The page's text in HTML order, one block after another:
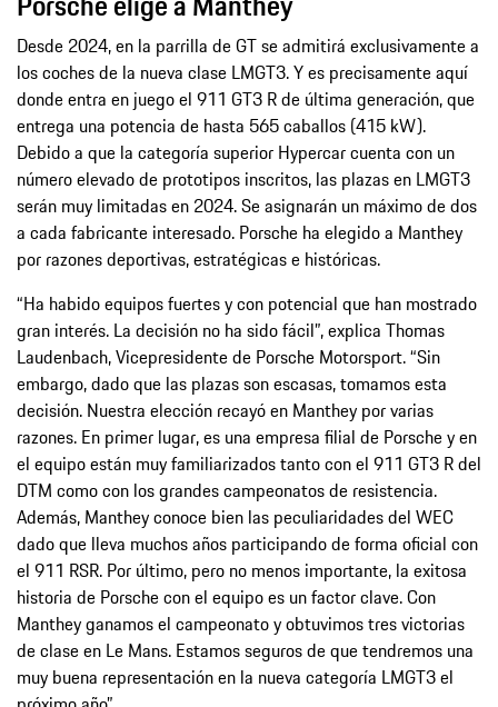
Desde 2024, en la parrilla de GT se admitirá exclusivamente a
los coches de la nueva clase LMGT3. Y es precisamente aquí
donde entra en juego el 911 GT3 R de última generación, que
entrega una potencia de hasta 565 caballos (415 kW).
Debido a que la categoría superior Hypercar cuenta con un
número elevado de prototipos inscritos, las plazas en LMGT3
serán muy limitadas en 2024. Se asignarán un máximo de dos
a cada fabricante interesado. Porsche ha elegido a Manthey
por razones deportivas, estratégicas e históricas.
“Ha habido equipos fuertes y con potencial que han mostrado
gran interés. La decisión no ha sido fácil”, explica Thomas
Laudenbach, Vicepresidente de Porsche Motorsport. “Sin
embargo, dado que las plazas son escasas, tomamos esta
decisión. Nuestra elección recayó en Manthey por varias
razones. En primer lugar, es una empresa filial de Porsche y en
el equipo están muy familiarizados tanto con el 911 GT3 R del
DTM como con los grandes campeonatos de resistencia.
Además, Manthey conoce bien las peculiaridades del WEC
dado que lleva muchos años participando de forma oficial con
el 911 RSR. Por último, pero no menos importante, la exitosa
historia de Porsche con el equipo es un factor clave. Con
Manthey ganamos el campeonato y obtuvimos tres victorias
de clase en Le Mans. Estamos seguros de que tendremos una
muy buena representación en la nueva categoría LMGT3 el